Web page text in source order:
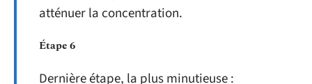
atténuer la concentration.
Étape 6
Dernière étape, la plus minutieuse :